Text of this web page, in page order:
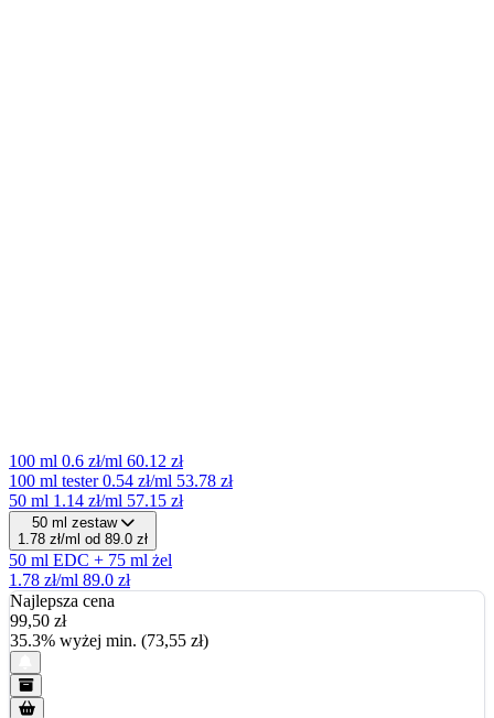
100 ml 0.6 zł/ml 60.12 zł
100 ml tester 0.54 zł/ml 53.78 zł
50 ml 1.14 zł/ml 57.15 zł
50 ml zestaw
1.78 zł/ml od 89.0 zł
50 ml EDC + 75 ml żel
1.78 zł/ml 89.0 zł
Najlepsza cena
99,50 zł
35.3% wyżej min. (73,55 zł)